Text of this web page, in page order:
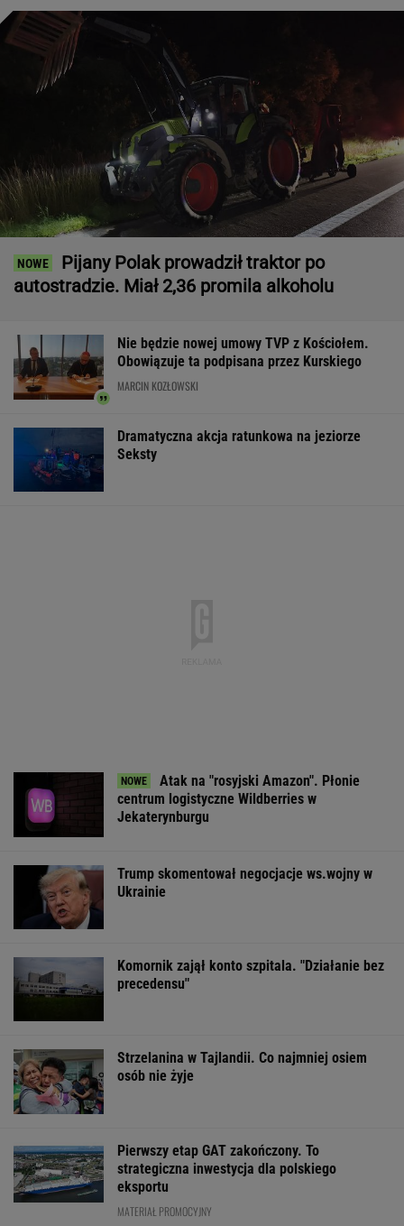
Pijany Polak prowadził traktor po
autostradzie. Miał 2,36 promila alkoholu
Nie będzie nowej umowy TVP z Kościołem.
Obowiązuje ta podpisana przez Kurskiego
MARCIN KOZŁOWSKI
Dramatyczna akcja ratunkowa na jeziorze
Seksty
Atak na "rosyjski Amazon". Płonie
centrum logistyczne Wildberries w
Jekaterynburgu
Trump skomentował negocjacje ws.wojny w
Ukrainie
Komornik zajął konto szpitala. "Działanie bez
precedensu"
Strzelanina w Tajlandii. Co najmniej osiem
osób nie żyje
Pierwszy etap GAT zakończony. To
strategiczna inwestycja dla polskiego
eksportu
MATERIAŁ PROMOCYJNY